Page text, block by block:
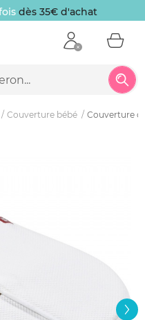
dès 35€ d'achat
Couverture bébé Couverture